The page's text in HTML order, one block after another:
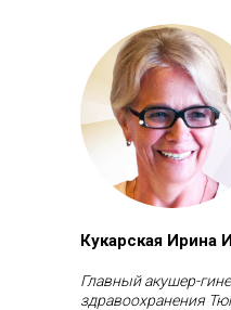
Кукарская Ирина
Главный акушер-
здравоохранения